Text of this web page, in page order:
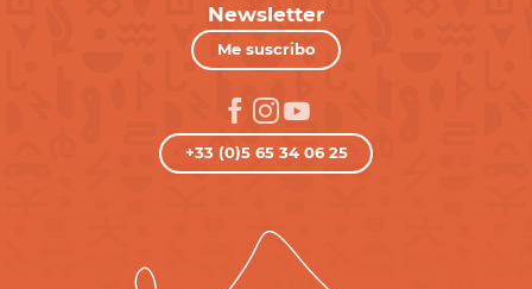
Newsletter
Me suscribo
+33 (0)5 65 34 06 25